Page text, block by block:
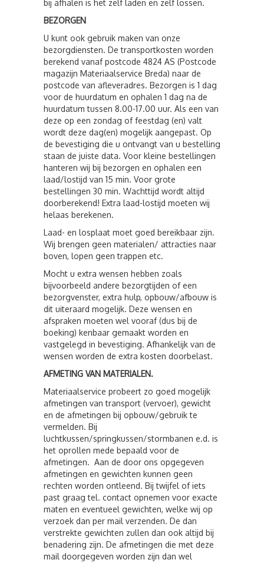
bij afhalen is het zelf laden en zelf lossen.
BEZORGEN
U kunt ook gebruik maken van onze
bezorgdiensten. De transportkosten worden
berekend vanaf postcode 4824 AS (Postcode
magazijn Materiaalservice Breda) naar de
postcode van afleveradres. Bezorgen is 1 dag
voor de huurdatum en ophalen 1 dag na de
huurdatum tussen 8.00-17.00 uur. Als een van
deze op een zondag of feestdag (en) valt
wordt deze dag(en) mogelijk aangepast. Op
de bevestiging die u ontvangt van u bestelling
staan de juiste data. Voor kleine bestellingen
hanteren wij bij bezorgen en ophalen een
laad/lostijd van 15 min. Voor grote
bestellingen 30 min. Wachttijd wordt altijd
doorberekend! Extra laad-lostijd moeten wij
helaas berekenen.
Laad- en losplaat moet goed bereikbaar zijn.
Wij brengen geen materialen/ attracties naar
boven, lopen geen trappen etc.
Mocht u extra wensen hebben zoals
bijvoorbeeld andere bezorgtijden of een
bezorgvenster, extra hulp, opbouw/afbouw is
dit uiteraard mogelijk. Deze wensen en
afspraken moeten wel vooraf (dus bij de
boeking) kenbaar gemaakt worden en
vastgelegd in bevestiging. Afhankelijk van de
wensen worden de extra kosten doorbelast.
AFMETING VAN MATERIALEN.
Materiaalservice probeert zo goed mogelijk
afmetingen van transport (vervoer), gewicht
en de afmetingen bij opbouw/gebruik te
vermelden. Bij
luchtkussen/springkussen/stormbanen e.d. is
het oprollen mede bepaald voor de
afmetingen. Aan de door ons opgegeven
afmetingen en gewichten kunnen geen
rechten worden ontleend. Bij twijfel of iets
past graag tel. contact opnemen voor exacte
maten en eventueel gewichten, welke wij op
verzoek dan per mail verzenden. De dan
verstrekte gewichten zullen dan ook altijd bij
benadering zijn. De afmetingen die met deze
mail doorgegeven worden zijn dan wel